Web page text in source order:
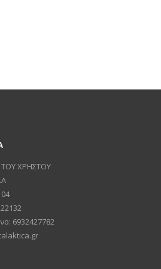
ΧΡΗΣΤΟΥ
6932427782